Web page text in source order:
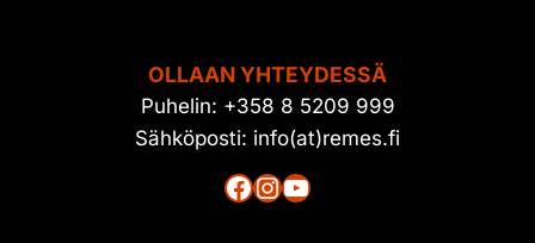
OLLAAN YHTEYDESSÄ
Puhelin: +358 8 5209 999
Sähköposti: info(at)remes.fi
Facebook
Instagram
YouTube